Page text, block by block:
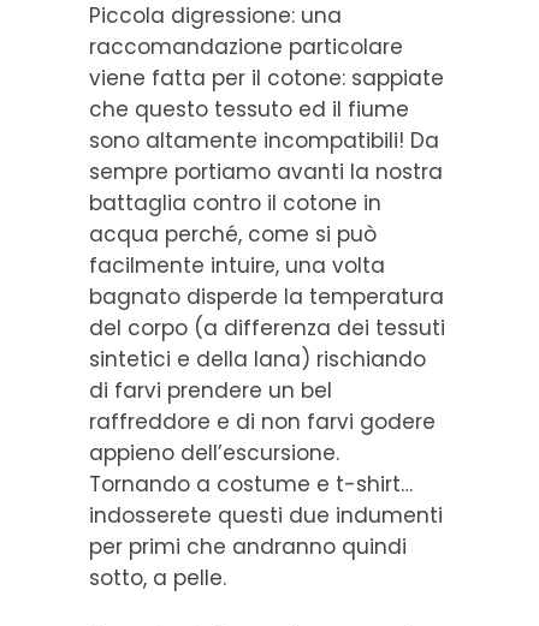
Piccola digressione: una
raccomandazione particolare
viene fatta per il cotone: sappiate
che questo tessuto ed il fiume
sono altamente incompatibili! Da
sempre portiamo avanti la nostra
battaglia contro il cotone in
acqua perché, come si può
facilmente intuire, una volta
bagnato disperde la temperatura
del corpo (a differenza dei tessuti
sintetici e della lana) rischiando
di farvi prendere un bel
raffreddore e di non farvi godere
appieno dell’escursione.
Tornando a costume e t-shirt…
indosserete questi due indumenti
per primi che andranno quindi
sotto, a pelle.